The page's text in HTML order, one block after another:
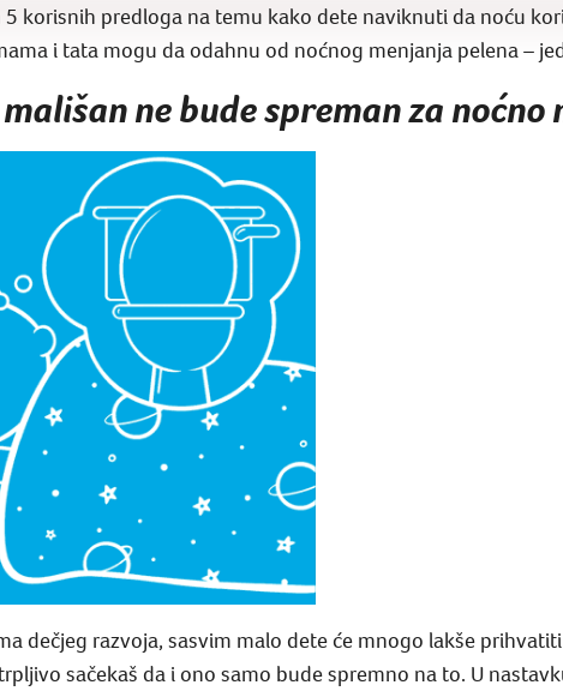
korisnih predloga na temu kako dete naviknuti da noću
i tata mogu da odahnu od noćnog menjanja pelena –
ne bude spreman za
dečjeg razvoja, sasvim malo dete će mnogo lakše
sačekaš da i ono samo bude spremno na to. U